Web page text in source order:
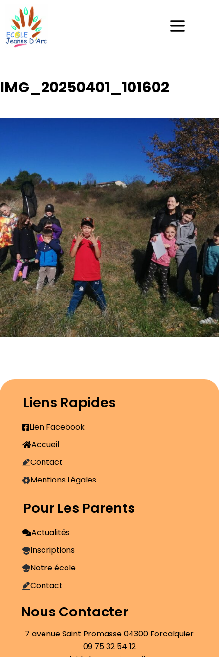
IMG_20250401_101602
Liens Rapides
Lien Facebook
Accueil
Contact
Mentions Légales
Pour Les Parents
Actualités
Inscriptions
Notre école
Contact
Nous Contacter
7 avenue Saint Promasse 04300 Forcalquier
09 75 32 54 12